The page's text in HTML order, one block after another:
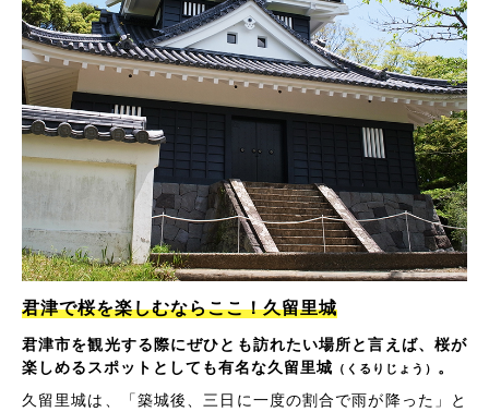
君津で桜を楽しむならここ！久留里城
君津市を観光する際にぜひとも訪れたい場所と言えば、桜が
楽しめるスポットとしても有名な久留里城 （くるりじょう） 。
久留里城は、「築城後、三日に一度の割合で雨が降った」と